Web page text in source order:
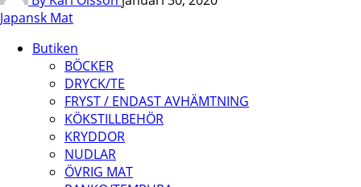
Japansk Mat
Butiken
BÖCKER
DRYCK/TE
FRYST / ENDAST AVHÄMTNING
KÖKSTILLBEHÖR
KRYDDOR
NUDLAR
ÖVRIG MAT